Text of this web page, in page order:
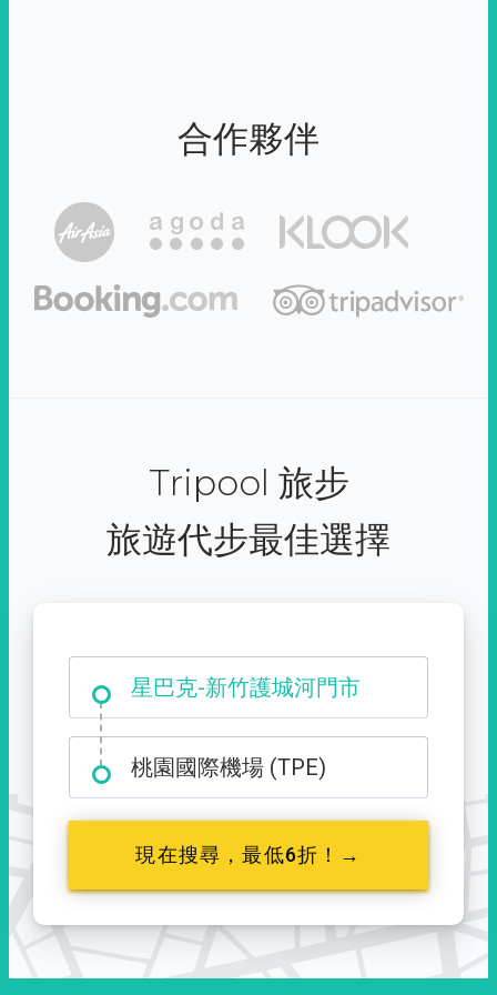
合作夥伴
Tripool 旅步
旅遊代步最佳選擇
大霸尖山登山口
桃園國際機場 (TPE)
現在搜尋，最低6折！→